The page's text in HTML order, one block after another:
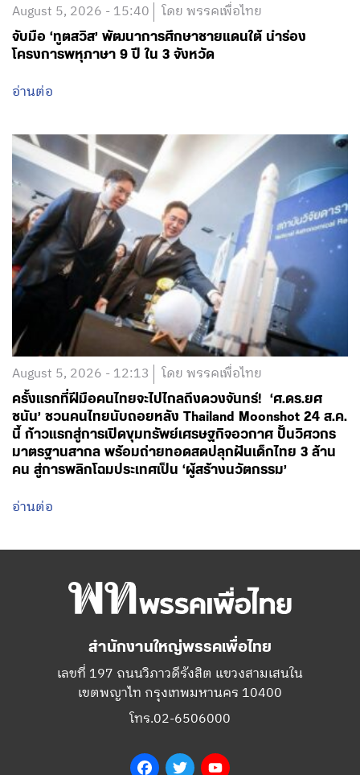
August 5, 2026 - 15:40 โดย พรรคเพื่อไทย
จับมือ ‘ทูตสวิส’ พัฒนาการศึกษาชายแดนใต้ นำร่อง
โครงการพหุภาษา 9 ปี ใน 3 จังหวัด
อ่านต่อ
August 5, 2026 - 12:13 โดย พรรคเพื่อไทย
ครั้งแรกที่ฝีมือคนไทยจะไปไกลถึงดวงจันทร์! ‘ศ.ดร.ยศ
ชนัน’ ชวนคนไทยนับถอยหลัง Thailand Moonshot 24 ส.ค.
นี้ ก้าวแรกสู่การเปิดขุมทรัพย์เศรษฐกิจอวกาศ ปั้นวิศวกร
มาตรฐานสากล พร้อมถ่ายทอดสดปลุกฝันเด็กไทย 3 ล้าน
คน สู่การพลิกโฉมประเทศเป็น ‘ผู้สร้างนวัตกรรม’
อ่านต่อ
สำนักงานใหญ่พรรคเพื่อไทย
เลขที่ 197 ถนนวิภาวดีรังสิต แขวงสามเสนใน
เขตพญาไท กรุงเทพมหานคร 10400
โทร.02-6506000
FacebookTwitter